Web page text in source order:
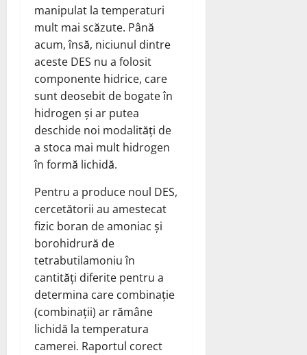
manipulat la temperaturi
mult mai scăzute. Până
acum, însă, niciunul dintre
aceste DES nu a folosit
componente hidrice, care
sunt deosebit de bogate în
hidrogen și ar putea
deschide noi modalități de
a stoca mai mult hidrogen
în formă lichidă.
Pentru a produce noul DES,
cercetătorii au amestecat
fizic boran de amoniac și
borohidrură de
tetrabutilamoniu în
cantități diferite pentru a
determina care combinație
(combinații) ar rămâne
lichidă la temperatura
camerei. Raportul corect